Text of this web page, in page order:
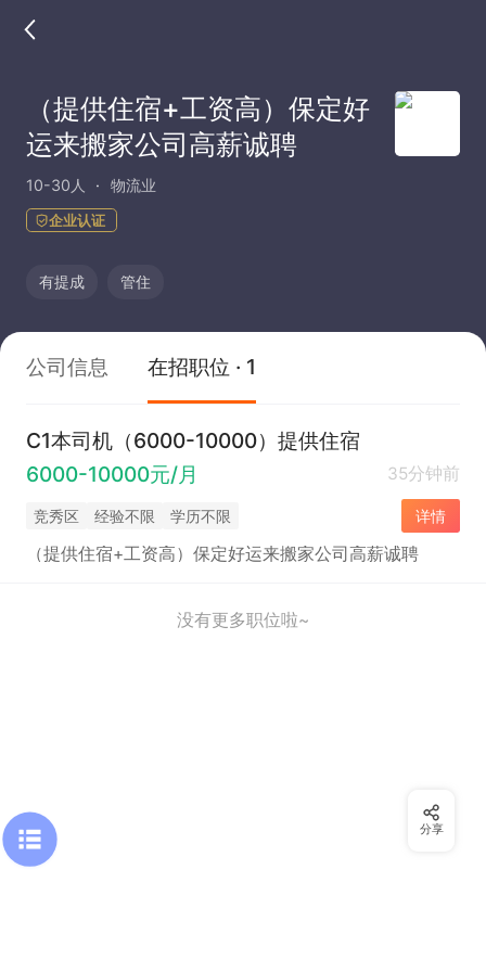
（提供住宿+工资高）保定好
运来搬家公司高薪诚聘
10-30人 物流业
企业认证
有提成 管住
公司信息 在招职位 · 1
C1本司机（6000-10000）提供住宿
6000-10000元/月
35分钟前
竞秀区 经验不限 学历不限 详情
（提供住宿+工资高）保定好运来搬家公司高薪诚聘
没有更多职位啦~
分享